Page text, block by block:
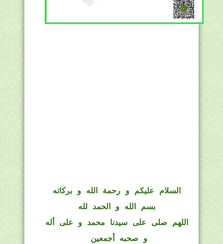
السلام عليكم و رحمة الله و بركاته
بسم الله و الحمد لله
اللهم صلى على سيدنا محمد و على أله
و صحبه أجمعين